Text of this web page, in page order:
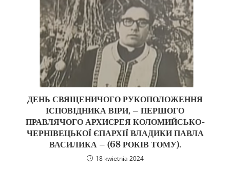
ДЕНЬ СВЯЩЕНИЧОГО РУКОПОЛОЖЕННЯ
ІСПОВІДНИКА ВІРИ, – ПЕРШОГО
ПРАВЛЯЧОГО АРХИЄРЕЯ КОЛОМИЙСЬКО-
ЧЕРНІВЕЦЬКОЇ ЄПАРХІЇ ВЛАДИКИ ПАВЛА
ВАСИЛИКА – (68 РОКІВ ТОМУ).
18 kwietnia 2024